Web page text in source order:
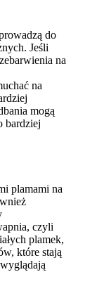
do
Jeśli
na
na
mogą
bardziej
plamami na
czyli
plamek,
które stają